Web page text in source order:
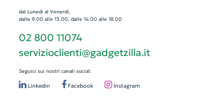
dal Lunedì al Venerdì,
dalle 9.00 alle 13.00, dalle 14.00 alle 18.00
02 800 11074
servizioclienti@gadgetzilla.it
Seguici sui nostri canali social:
Linkedin Facebook Instagram